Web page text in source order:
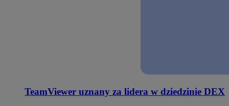
TeamViewer uznany za lidera w dziedzinie DEX